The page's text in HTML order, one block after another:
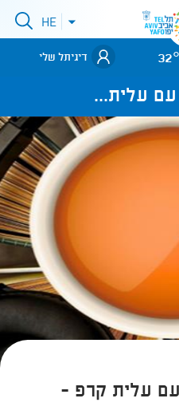
פתיחתHE
32° דיגיתל שלי
עלית...
עלית קרפ -